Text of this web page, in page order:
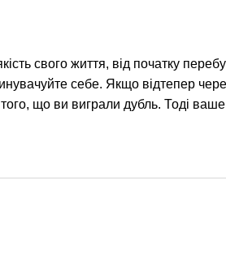
свого життя, від початку
себе. Якщо відтепер
що ви виграли дубль. Тоді